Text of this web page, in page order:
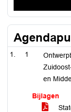
1
en
Bijlagen